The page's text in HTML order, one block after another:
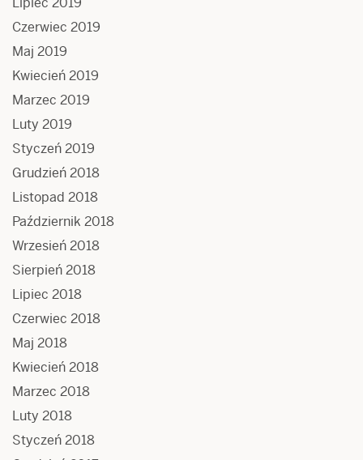
Czerwiec 2019
Maj 2019
Kwiecień 2019
Marzec 2019
Luty 2019
Styczeń 2019
Grudzień 2018
Listopad 2018
Październik 2018
Wrzesień 2018
Sierpień 2018
Lipiec 2018
Czerwiec 2018
Maj 2018
Kwiecień 2018
Marzec 2018
Luty 2018
Styczeń 2018